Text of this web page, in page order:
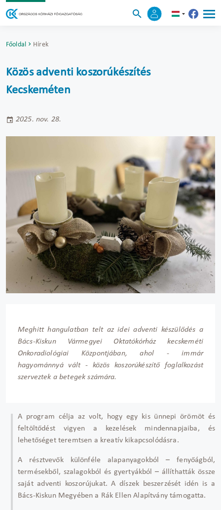
Főoldal Hírek
Közös adventi koszorúkészítés
Kecskeméten
2025. nov. 28.
Meghitt hangulatban telt az idei adventi készülődés a
Bács-Kiskun Vármegyei Oktatókórház kecskeméti
Onkoradiológiai Központjában, ahol - immár
hagyománnyá vált - közös koszorúkészítő foglalkozást
szerveztek a betegek számára.
A program célja az volt, hogy egy kis ünnepi örömöt és
feltöltődést vigyen a kezelések mindennapjaiba, és
lehetőséget teremtsen a kreatív kikapcsolódásra.
A résztvevők különféle alapanyagokból– fenyőágból,
termésekből, szalagokból és gyertyákból– állíthatták össze
saját adventi koszorújukat. A díszek beszerzését idén is a
Bács-Kiskun Megyében a Rák Ellen Alapítvány támogatta.